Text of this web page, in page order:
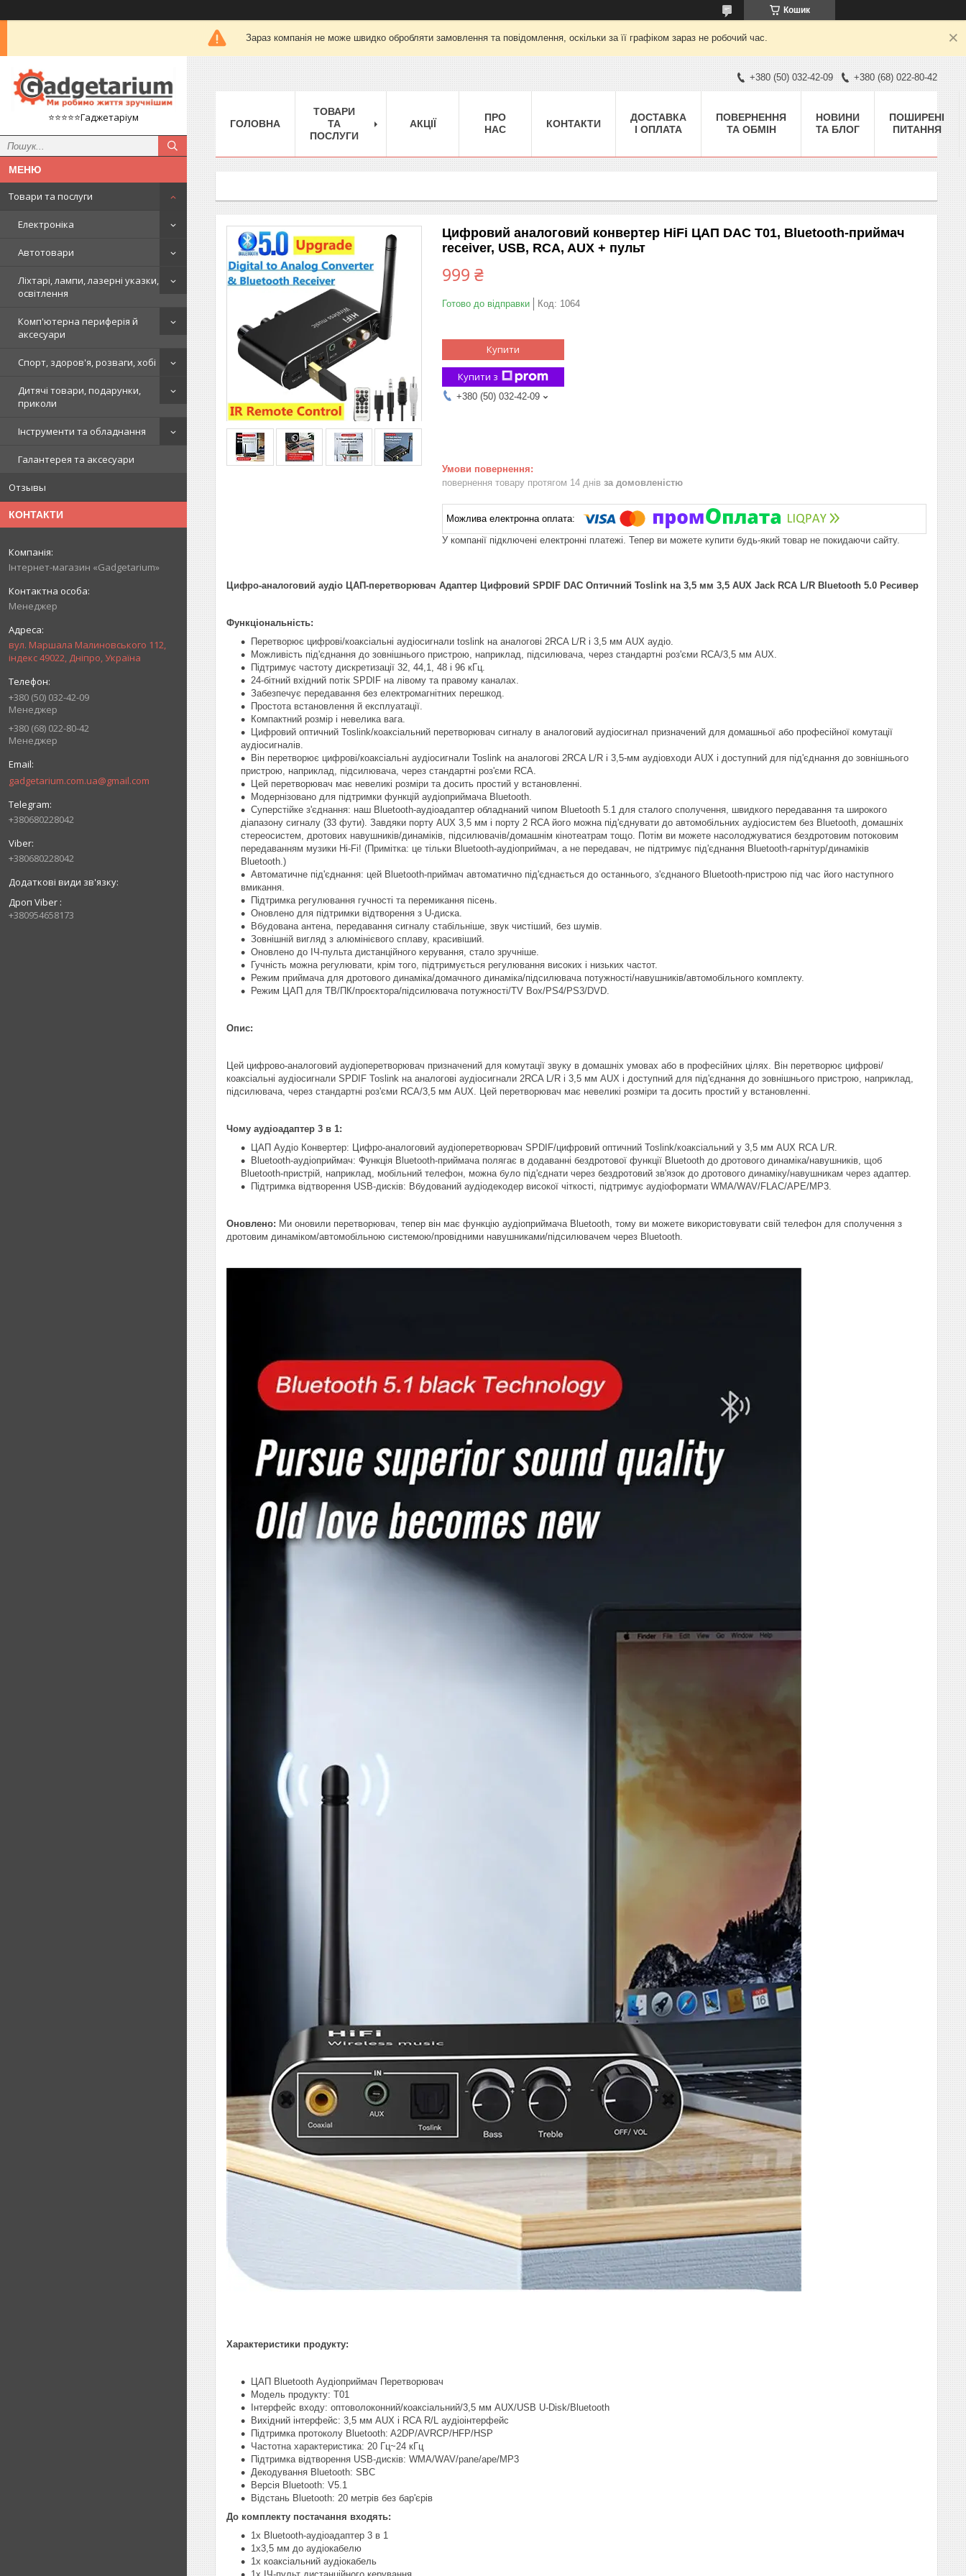
Кошик
Зараз компанія не може швидко обробляти замовлення та повідомлення, оскільки за її графіком зараз не робочий час.
⭐️⭐️⭐️⭐️⭐️Гаджетаріум
Товари та послуги
Електроніка
Автотовари
Ліхтарі, лампи, лазерні указки,
освітлення
Комп'ютерна периферія й
аксесуари
Спорт, здоров'я, розваги, хобі
Дитячі товари, подарунки,
приколи
Інструменти та обладнання
Галантерея та аксесуари
Отзывы
КОНТАКТИ
Інтернет-магазин «Gadgetarium»
Менеджер
вул. Маршала Малиновського 112,
індекс 49022, Дніпро, Україна
+380 (50) 032-42-09
Менеджер
+380 (68) 022-80-42
Менеджер
gadgetarium.com.ua@gmail.com
+380680228042
+380680228042
Дроп Viber
+380954658173
+380 (50) 032-42-09 +380 (68) 022-80-42
ГОЛОВНА
ТОВАРИ
ТА
ПОСЛУГИ
АКЦІЇ
ПРО
НАС
КОНТАКТИ
ДОСТАВКА
І ОПЛАТА
ПОВЕРНЕННЯ
ТА ОБМІН
НОВИНИ
ТА БЛОГ
ПОШИРЕНІ
ПИТАННЯ
Цифровий аналоговий конвертер HiFi ЦАП DAC T01, Bluetooth-приймач
receiver, USB, RCA, AUX + пульт
999 ₴
Готово до відправки Код: 1064
Купити
Купити з
+380 (50) 032-42-09
повернення товару протягом 14 днів за домовленістю
У компанії підключені електронні платежі. Тепер ви можете купити будь-який товар не покидаючи сайту.
Цифро-аналоговий аудіо ЦАП-перетворювач Адаптер Цифровий SPDIF DAC Оптичний Toslink на 3,5 мм 3,5 AUX Jack RCA L/R Bluetooth 5.0 Ресивер
Функціональність:
Перетворює цифрові/коаксіальні аудіосигнали toslink на аналогові 2RCA L/R і 3,5 мм AUX аудіо.
Можливість під'єднання до зовнішнього пристрою, наприклад, підсилювача, через стандартні роз'єми RCA/3,5 мм AUX.
Підтримує частоту дискретизації 32, 44,1, 48 і 96 кГц.
24-бітний вхідний потік SPDIF на лівому та правому каналах.
Забезпечує передавання без електромагнітних перешкод.
Простота встановлення й експлуатації.
Компактний розмір і невелика вага.
Цифровий оптичний Toslink/коаксіальний перетворювач сигналу в аналоговий аудіосигнал призначений для домашньої або професійної комутації
аудіосигналів.
Він перетворює цифрові/коаксіальні аудіосигнали Toslink на аналогові 2RCA L/R і 3,5-мм аудіовходи AUX і доступний для під'єднання до зовнішнього
пристрою, наприклад, підсилювача, через стандартні роз'єми RCA.
Цей перетворювач має невеликі розміри та досить простий у встановленні.
Модернізовано для підтримки функцій аудіоприймача Bluetooth.
Суперстійке з'єднання: наш Bluetooth-аудіоадаптер обладнаний чипом Bluetooth 5.1 для сталого сполучення, швидкого передавання та широкого
діапазону сигналу (33 фути). Завдяки порту AUX 3,5 мм і порту 2 RCA його можна під'єднувати до автомобільних аудіосистем без Bluetooth, домашніх
стереосистем, дротових навушників/динаміків, підсилювачів/домашнім кінотеатрам тощо. Потім ви можете насолоджуватися бездротовим потоковим
передаванням музики Hi-Fi! (Примітка: це тільки Bluetooth-аудіоприймач, а не передавач, не підтримує під'єднання Bluetooth-гарнітур/динаміків
Bluetooth.)
Автоматичне під'єднання: цей Bluetooth-приймач автоматично під'єднається до останнього, з'єднаного Bluetooth-пристрою під час його наступного
вмикання.
Підтримка регулювання гучності та перемикання пісень.
Оновлено для підтримки відтворення з U-диска.
Вбудована антена, передавання сигналу стабільніше, звук чистіший, без шумів.
Зовнішній вигляд з алюмінієвого сплаву, красивіший.
Оновлено до ІЧ-пульта дистанційного керування, стало зручніше.
Гучність можна регулювати, крім того, підтримується регулювання високих і низьких частот.
Режим приймача для дротового динаміка/домачного динаміка/підсилювача потужності/навушників/автомобільного комплекту.
Режим ЦАП для ТВ/ПК/проєктора/підсилювача потужності/TV Box/PS4/PS3/DVD.
Опис:
Цей цифрово-аналоговий аудіоперетворювач призначений для комутації звуку в домашніх умовах або в професійних цілях. Він перетворює цифрові/
коаксіальні аудіосигнали SPDIF Toslink на аналогові аудіосигнали 2RCA L/R і 3,5 мм AUX і доступний для під'єднання до зовнішнього пристрою, наприклад,
підсилювача, через стандартні роз'єми RCA/3,5 мм AUX. Цей перетворювач має невеликі розміри та досить простий у встановленні.
Чому аудіоадаптер 3 в 1:
ЦАП Аудіо Конвертер: Цифро-аналоговий аудіоперетворювач SPDIF/цифровий оптичний Toslink/коаксіальний у 3,5 мм AUX RCA L/R.
Bluetooth-аудіоприймач: Функція Bluetooth-приймача полягає в додаванні бездротової функції Bluetooth до дротового динаміка/навушників, щоб
Bluetooth-пристрій, наприклад, мобільний телефон, можна було під'єднати через бездротовий зв'язок до дротового динаміку/навушникам через адаптер.
Підтримка відтворення USB-дисків: Вбудований аудіодекодер високої чіткості, підтримує аудіоформати WMA/WAV/FLAC/APE/MP3.
Оновлено: Ми оновили перетворювач, тепер він має функцію аудіоприймача Bluetooth, тому ви можете використовувати свій телефон для сполучення з
дротовим динаміком/автомобільною системою/провідними навушниками/підсилювачем через Bluetooth.
Характеристики продукту:
ЦАП Bluetooth Аудіоприймач Перетворювач
Модель продукту: T01
Інтерфейс входу: оптоволоконний/коаксіальний/3,5 мм AUX/USB U-Disk/Bluetooth
Вихідний інтерфейс: 3,5 мм AUX і RCA R/L аудіоінтерфейс
Підтримка протоколу Bluetooth: A2DP/AVRCP/HFP/HSP
Частотна характеристика: 20 Гц~24 кГц
Підтримка відтворення USB-дисків: WMA/WAV/pane/ape/MP3
Декодування Bluetooth: SBC
Версія Bluetooth: V5.1
Відстань Bluetooth: 20 метрів без бар'єрів
До комплекту постачання входять:
1x Bluetooth-аудіоадаптер 3 в 1
1x3,5 мм до аудіокабелю
1x коаксіальний аудіокабель